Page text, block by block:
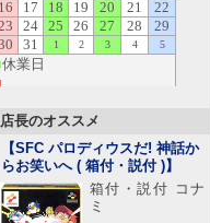
店長のオススメ
【SFC パロディウスだ! 神話か
らお笑いへ ( 箱付・説付 )】
箱付・説付 コナ
ミ